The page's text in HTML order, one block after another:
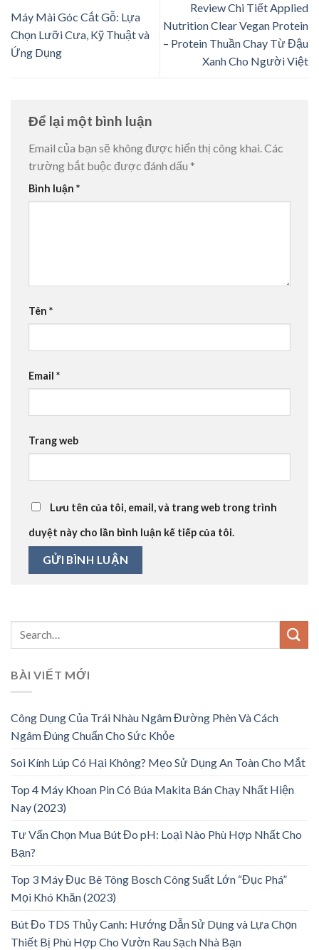
Máy Mài Góc Cắt Gỗ: Lựa
Chọn Lưỡi Cưa, Kỹ Thuật và
Ứng Dụng
Review Chi Tiết Applied
Nutrition Clear Vegan Protein
– Protein Thuần Chay Từ Đậu
Xanh Cho Người Việt
Để lại một bình luận
Email của bạn sẽ không được hiển thị công khai.Các
trường bắt buộc được đánh dấu *
Bình luận *
Tên *
Email *
Trang web
Lưu tên của tôi, email, và trang web trong trình
duyệt này cho lần bình luận kế tiếp của tôi.
BÀI VIẾT MỚI
Công Dụng Của Trái Nhàu Ngâm Đường Phèn Và Cách
Ngâm Đúng Chuẩn Cho Sức Khỏe
Soi Kính Lúp Có Hại Không? Mẹo Sử Dụng An Toàn Cho Mắt
Top 4 Máy Khoan Pin Có Búa Makita Bán Chạy Nhất Hiện
Nay (2023)
Tư Vấn Chọn Mua Bút Đo pH: Loại Nào Phù Hợp Nhất Cho
Bạn?
Top 3 Máy Đục Bê Tông Bosch Công Suất Lớn “Đục Phá”
Mọi Khó Khăn (2023)
Bút Đo TDS Thủy Canh: Hướng Dẫn Sử Dụng và Lựa Chọn
Thiết Bị Phù Hợp Cho Vườn Rau Sạch Nhà Bạn